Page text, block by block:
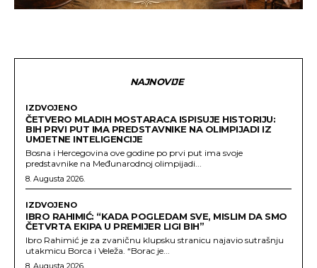
NAJNOVIJE
IZDVOJENO
ČETVERO MLADIH MOSTARACA ISPISUJE HISTORIJU:
BIH PRVI PUT IMA PREDSTAVNIKE NA OLIMPIJADI IZ
UMJETNE INTELIGENCIJE
Bosna i Hercegovina ove godine po prvi put ima svoje
predstavnike na Međunarodnoj olimpijadi...
8. Augusta 2026.
IZDVOJENO
IBRO RAHIMIĆ: “KADA POGLEDAM SVE, MISLIM DA SMO
ČETVRTA EKIPA U PREMIJER LIGI BIH”
Ibro Rahimić je za zvaničnu klupsku stranicu najavio sutrašnju
utakmicu Borca i Veleža. “Borac je...
8. Augusta 2026.